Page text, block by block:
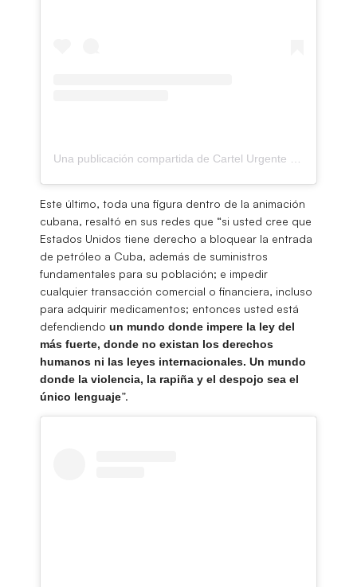
Este último, toda una figura dentro de la animación
cubana, resaltó en sus redes que “si usted cree que
Estados Unidos tiene derecho a bloquear la entrada
de petróleo a Cuba, además de suministros
fundamentales para su población; e impedir
cualquier transacción comercial o financiera, incluso
para adquirir medicamentos; entonces usted está
defendiendo un mundo donde impere la ley del
más fuerte, donde no existan los derechos
humanos ni las leyes internacionales. Un mundo
donde la violencia, la rapiña y el despojo sea el
único lenguaje”.